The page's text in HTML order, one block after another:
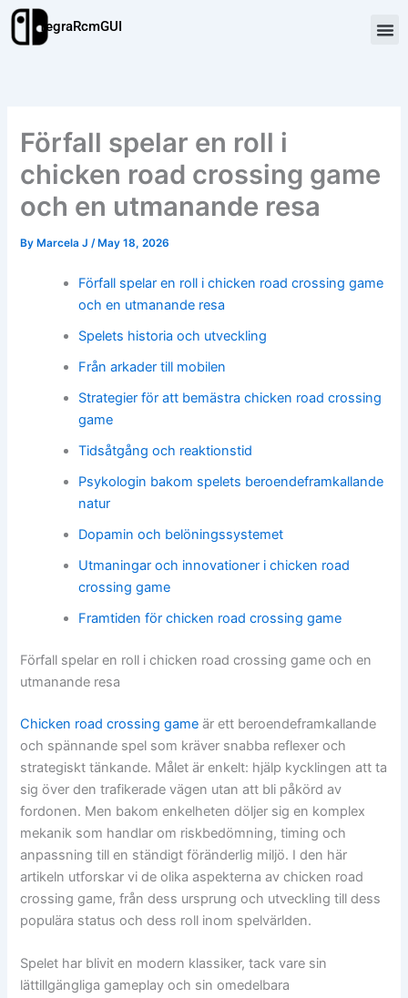
Skip
to
TegraRcmGUI
Förfall spelar en roll i
chicken road crossing game
och en utmanande resa
By Marcela J/ May 18, 2026
Förfall spelar en roll i chicken road crossing game
och en utmanande resa
Spelets historia och utveckling
Från arkader till mobilen
Strategier för att bemästra chicken road crossing
game
Tidsåtgång och reaktionstid
Psykologin bakom spelets beroendeframkallande
natur
Dopamin och belöningssystemet
Utmaningar och innovationer i chicken road
crossing game
Framtiden för chicken road crossing game
Förfall spelar en roll i chicken road crossing game och en
utmanande resa
Chicken road crossing game är ett beroendeframkallande
och spännande spel som kräver snabba reflexer och
strategiskt tänkande. Målet är enkelt: hjälp kycklingen att ta
sig över den trafikerade vägen utan att bli påkörd av
fordonen. Men bakom enkelheten döljer sig en komplex
mekanik som handlar om riskbedömning, timing och
anpassning till en ständigt föränderlig miljö. I den här
artikeln utforskar vi de olika aspekterna av chicken road
crossing game, från dess ursprung och utveckling till dess
populära status och dess roll inom spelvärlden.
Spelet har blivit en modern klassiker, tack vare sin
lättillgängliga gameplay och sin omedelbara